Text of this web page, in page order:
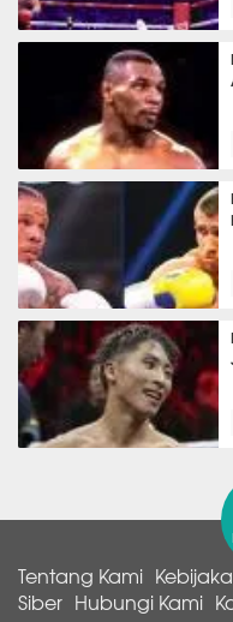
Tentang Kami
Siber Hubungi Kami